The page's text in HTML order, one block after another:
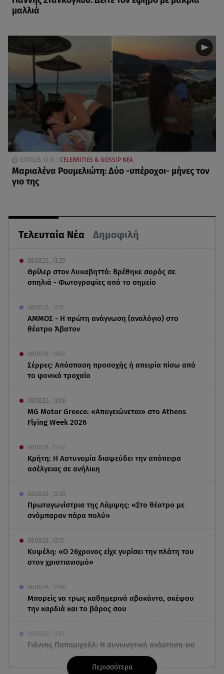
Τελευταία Νέα Δημοφιλή
08.08.26 , 13:29
Θρίλερ στον Λυκαβηττό: Βρέθηκε σορός σε
σπηλιά - Φωτογραφίες από το σημείο
08.08.26 , 13:11
ΑΜΜΟΣ - Η πρώτη ανάγνωση (αναλόγιο) στο
θέατρο Άβατον
08.08.26 , 13:07
Σέρρες: Απόσπαση προσοχής ή απειρία πίσω από
το φονικό τροχαίο
08.08.26 , 13:06
MG Motor Greece: «Απογειώνεται» στο Athens
Flying Week 2026
08.08.26 , 12:42
Κρήτη: Η Αστυνομία διαψεύδει την απόπειρα
ασέλγειας σε ανήλικη
08.08.26 , 12:30
Πρωταγωνίστρια της Λάμψης: «Στο θέατρο με
σνόμπαραν πάρα πολύ»
08.08.26 , 12:15
Κυψέλη: «Ο 26χρονος είχε γυρίσει την πλάτη του
στον χριστιανισμό»
08.08.26 , 12:00
Μπορείς να τρως καθημερινά αβοκάντο, σκέψου
την καρδιά και το βάρος σου
08.08.26 , 11:29
Γιάννης Παπαμιχαήλ: Η συγκινητική ανάρτηση για
τον Δημήτρη Παπαμιχαήλ
Περισσότερα
μαλλιά
07.08.26, 12:51 CELEBRITIES & GOSSIP ΝΕΑ
Μαριαλένα Ρουμελιώτη: Δύο -υπέροχοι- μήνες τον
γιο της